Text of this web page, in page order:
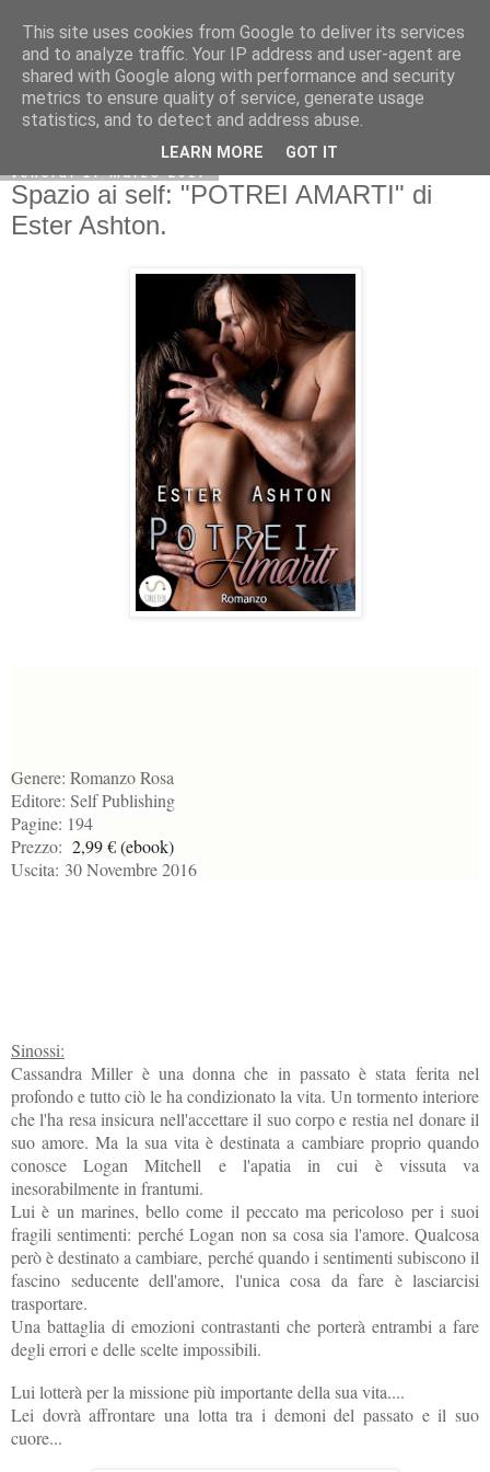
venerdì 17 marzo 2017
Spazio ai self: "POTREI AMARTI" di
Ester Ashton.
Genere: Romanzo Rosa
Editore: Self Publishing
Pagine: 194
Prezzo: 2,99 € (ebook)
Uscita: 30 Novembre 2016
Sinossi:
Cassandra Miller è una donna che in passato è stata ferita nel
profondo e tutto ciò le ha condizionato la vita. Un tormento interiore
che l'ha resa insicura nell'accettare il suo corpo e restia nel donare il
suo amore. Ma la sua vita è destinata a cambiare proprio quando
conosce Logan Mitchell e l'apatia in cui è vissuta va
inesorabilmente in frantumi.
Lui è un marines, bello come il peccato ma pericoloso per i suoi
fragili sentimenti: perché Logan non sa cosa sia l'amore. Qualcosa
però è destinato a cambiare, perché quando i sentimenti subiscono il
fascino seducente dell'amore, l'unica cosa da fare è lasciarcisi
trasportare.
Una battaglia di emozioni contrastanti che porterà entrambi a fare
degli errori e delle scelte impossibili.
Lui lotterà per la missione più importante della sua vita....
Lei dovrà affrontare una lotta tra i demoni del passato e il suo
cuore...
This site uses cookies from Google to deliver its services
and to analyze traffic. Your IP address and user-agent are
shared with Google along with performance and security
metrics to ensure quality of service, generate usage
statistics, and to detect and address abuse.
LEARN MORE GOT IT